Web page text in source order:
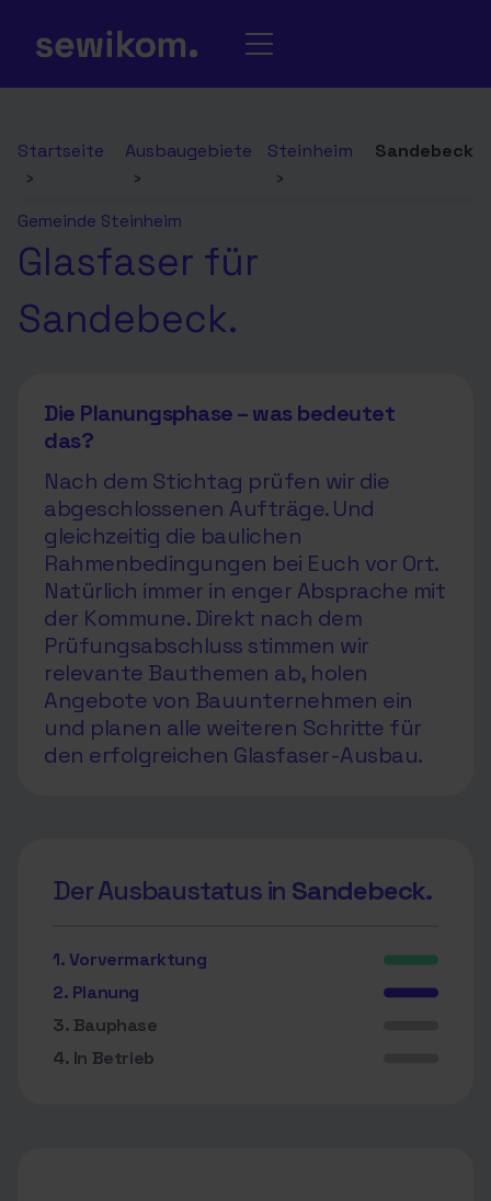
Startseite
›
Ausbaugebiete
›
Steinheim
›
Sandebeck
Gemeinde Steinheim
Glasfaser für
Sandebeck.
Die Planungsphase – was bedeutet
das?
Nach dem Stichtag prüfen wir die
abgeschlossenen Aufträge. Und
gleichzeitig die baulichen
Rahmenbedingungen bei Euch vor Ort.
Natürlich immer in enger Absprache mit
der Kommune. Direkt nach dem
Prüfungsabschluss stimmen wir
relevante Bauthemen ab, holen
Angebote von Bauunternehmen ein
und planen alle weiteren Schritte für
den erfolgreichen Glasfaser-Ausbau.
Der Ausbaustatus in Sandebeck.
1. Vorvermarktung
2. Planung
3. Bauphase
4. In Betrieb